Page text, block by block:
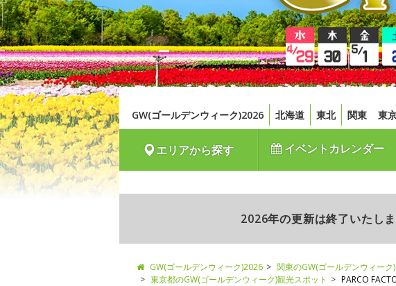
GW(ゴールデンウィーク)2026 北海道 東北 関東 東
エリアから探す イベントカレンダー
2026年の更新は終了いたし
GW(ゴールデンウィーク)2026 関東のGW(ゴールデンウィー
東京都のGW(ゴールデンウィーク)観光スポット
PARCO